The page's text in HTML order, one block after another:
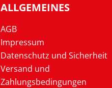
ALLGEMEINES
AGB
Impressum
Datenschutz und Sicherheit
Versand und
Zahlungsbedingungen